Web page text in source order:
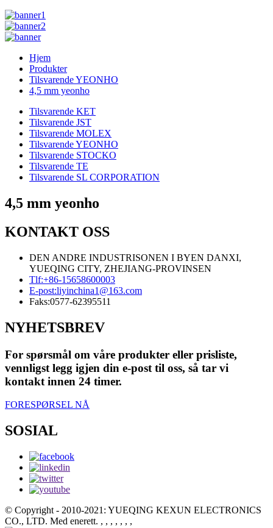
Hjem
Produkter
Tilsvarende YEONHO
4,5 mm yeonho
Tilsvarende KET
Tilsvarende JST
Tilsvarende MOLEX
Tilsvarende YEONHO
Tilsvarende STOCKO
Tilsvarende TE
Tilsvarende SL CORPORATION
4,5 mm yeonho
KONTAKT OSS
DEN ANDRE INDUSTRISONEN I BYEN DANXI,
YUEQING CITY, ZHEJIANG-PROVINSEN
Tlf:+86-15658600003
E-post:liyinchina1@163.com
Faks:0577-62395511
NYHETSBREV
For spørsmål om våre produkter eller prisliste,
vennligst legg igjen din e-post til oss, så tar vi
kontakt innen 24 timer.
FORESPØRSEL NÅ
SOSIAL
© Copyright - 2010-2021: YUEQING KEXUN ELECTRONICS
CO., LTD. Med enerett. , , , , , , ,